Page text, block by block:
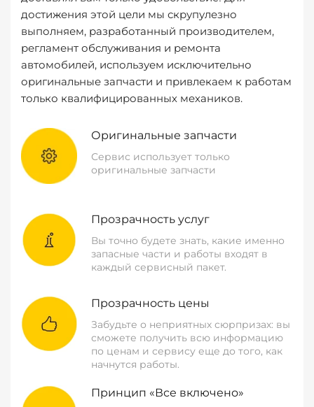
достижения этой цели мы скрупулезно
выполняем, разработанный производителем,
регламент обслуживания и ремонта
автомобилей, используем исключительно
оригинальные запчасти и привлекаем к работам
только квалифицированных механиков.
Оригинальные запчасти
Сервис использует только
оригинальные запчасти
Прозрачность услуг
Вы точно будете знать, какие именно
запасные части и работы входят в
каждый сервисный пакет.
Прозрачность цены
Забудьте о неприятных сюрпризах: вы
сможете получить всю информацию
по ценам и сервису еще до того, как
начнутся работы.
Принцип «Все включено»